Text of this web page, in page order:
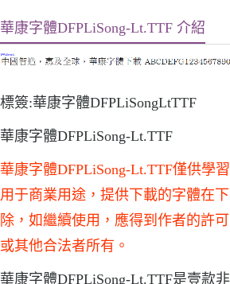
華康字體DFPLiSong-Lt.TTF 介紹
標簽:華康字體DFPLiSongLtTTF
華康字體DFPLiSong-Lt.TTF
華康字體DFPLiSong-Lt.TTF僅供學
用于商業用途，提供下載的字體在
除，如繼續使用，應得到作者的許
或其他合法者所有。
華康字體DFPLiSong-Lt.TTF是壹款